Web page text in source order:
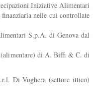
Iniziative Alimentari
nelle cui controllate
S.p.A. di Genova dal
di A. Biffi & C. di
Di Voghera (settore ittico)